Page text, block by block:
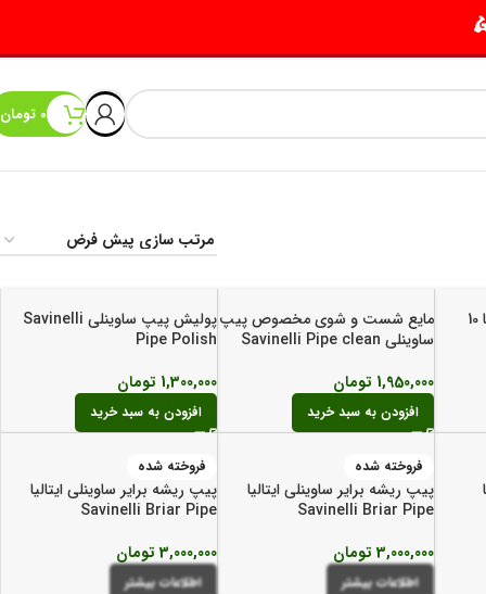
0 تومان
فیلتر پیپ 6 میلی متر بالسا 10
مایع شست و شوی مخصوص پیپ
ساوینلی Savinelli Pipe clean
1,950,000 تومان
افزودن به سبد خرید
پولیش پیپ ساوینلی Savinelli
Pipe Polish
1,300,000 تومان
افزودن به سبد خرید
فروخته شده
پیپ ریشه برایر ساوینلی ایتالیا
Savinelli Briar Pipe
3,000,000 تومان
اطلاعات بیشتر
فروخته شده
پیپ ریشه برایر ساوینلی ایتالیا
Savinelli Briar Pipe
3,000,000 تومان
اطلاعات بیشتر